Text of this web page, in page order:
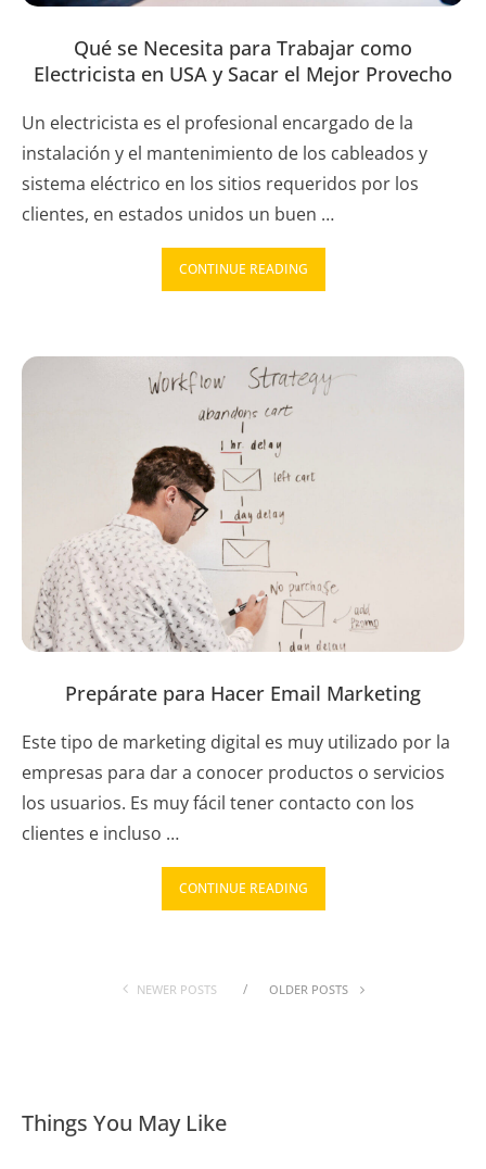
Qué se Necesita para Trabajar como
Electricista en USA y Sacar el Mejor Provecho
Un electricista es el profesional encargado de la
instalación y el mantenimiento de los cableados y
sistema eléctrico en los sitios requeridos por los
clientes, en estados unidos un buen …
CONTINUE READING
Prepárate para Hacer Email Marketing
Este tipo de marketing digital es muy utilizado por la
empresas para dar a conocer productos o servicios
los usuarios. Es muy fácil tener contacto con los
clientes e incluso …
CONTINUE READING
NEWER POSTS OLDER POSTS
Things You May Like